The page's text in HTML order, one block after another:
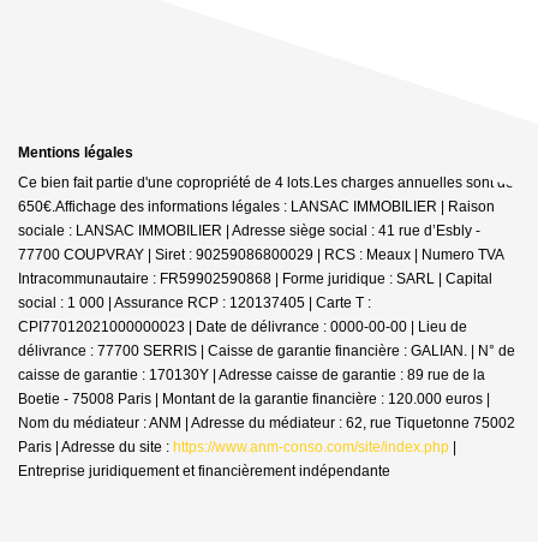
Mentions légales
Ce bien fait partie d'une copropriété de 4 lots.Les charges annuelles sont de
650€.Affichage des informations légales : LANSAC IMMOBILIER | Raison
sociale : LANSAC IMMOBILIER | Adresse siège social : 41 rue d’Esbly -
77700 COUPVRAY | Siret : 90259086800029 | RCS : Meaux | Numero TVA
Intracommunautaire : FR59902590868 | Forme juridique : SARL | Capital
social : 1 000 | Assurance RCP : 120137405 | Carte T :
CPI77012021000000023 | Date de délivrance : 0000-00-00 | Lieu de
délivrance : 77700 SERRIS | Caisse de garantie financière : GALIAN. | N° de
caisse de garantie : 170130Y | Adresse caisse de garantie : 89 rue de la
Boetie - 75008 Paris | Montant de la garantie financière : 120.000 euros |
Nom du médiateur : ANM | Adresse du médiateur : 62, rue Tiquetonne 75002
Paris | Adresse du site : https://www.anm-conso.com/site/index.php |
Entreprise juridiquement et financièrement indépendante